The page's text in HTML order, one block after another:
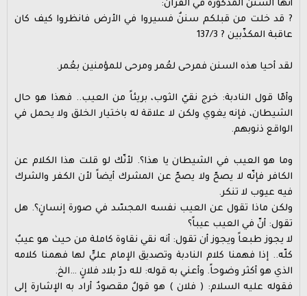
أنّها السنن المذكورة في القرآن:
? قد خلت من قبلكم سننٌ فسيروا في الأرض فانظروا كيف كان
عاقبة المكذّبين ? 137/3
لقد أحيا هذه السنن فمرحى لعُمر ومرحى للمؤمنين بعُمر.
وأمّا قول النادبة: خرج نقيّ الثوب، بريئاً من العيب.. فهذا هو حال
الشيطان، فإنه يغوي ولكن لا علاقة له باختيار الخلق ولا يحمل في
الواقع ذنوبهم.
وما هو العيب في الشيطان يا هذا؟. لأنّك لو قلت هذا الكلام عن
الكافر فإنّه لا يصحّ ولا يصحّ عن المشرك أيضاً لأن الكفر والشرك
فيه عيوب لا تنكر.
ولكن ماذا تقول عن العيب نفسه المجسّد في صورة إنسانٍ؟. هل
تقول: أنّ في العيب عيباً؟
لا يجوز طبعاً ويجوز أن تقول: أنه نقي نقاوة كاملة من حيث هو عيبٌ
كلّه.. إذا فهمنا كلام النادبة وتصديق الإمام عليٍّ لها فهمنا كلامه
الذي هو أكثر وضوحاً. وأعني به قوله: لله درّ بلاد فلانٍ …الخ.
فقوله عليه السلام: ( فلان ) هو قولٌ مقصودٌ أراد به الإشارة إلى